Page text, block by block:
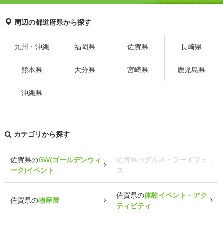
周辺の都道府県から探す
九州・沖縄 福岡県 佐賀県 長崎県
熊本県 大分県 宮崎県 鹿児島県
沖縄県
カテゴリから探す
佐賀県のGW(ゴールデンウィ
ーク)イベント
佐賀県のグルメ・フードフェ
ス
佐賀県の物産展
佐賀県の体験イベント・アク
ティビティ